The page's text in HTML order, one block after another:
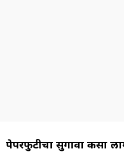
पेपरफुटीचा सुगावा कसा